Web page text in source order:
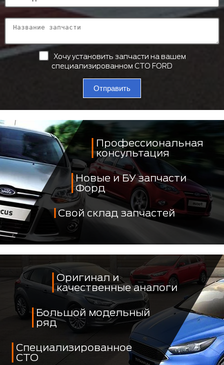
Хочу установить запчасти на вашем
специализированном СТО FORD
Отправить
Профессиональная
консультация
Новые и БУ запчасти
Форд
Свой склад запчастей
Оригинал и
качественные аналоги
Большой модельный
ряд
Специализированное
СТО